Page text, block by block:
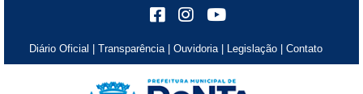
Diário Oficial Transparência| Ouvidoria| Legislação| Contato